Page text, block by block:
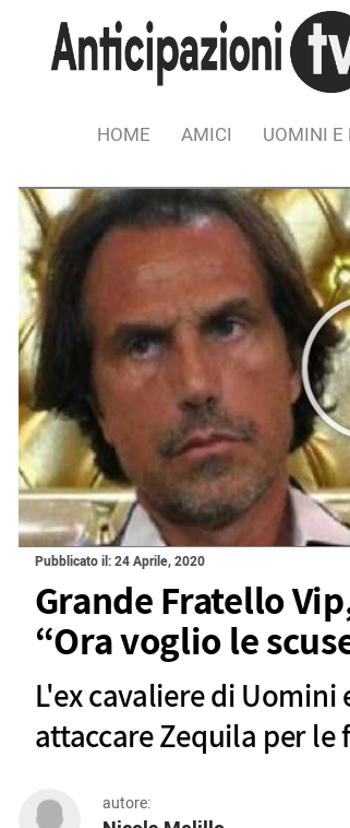
HOME AMICI UOMINI E
Pubblicato il: 24 Aprile, 2020
Grande Fratello
“Ora voglio le
L'ex cavaliere di
attaccare Zequila per
autore: